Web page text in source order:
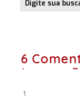
6
tucanos”